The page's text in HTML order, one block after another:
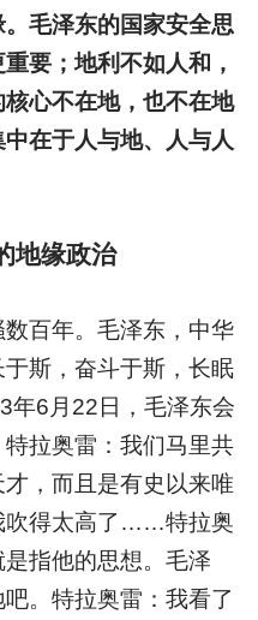
毛泽东的国家安全思
要；地利不如人和，
心不在地，也不在地
在于人与地、人与人
地缘政治
百年。毛泽东，中华
斯，奋斗于斯，长眠
年6月22日，毛泽东会
拉奥雷：我们马里共
，而且是有史以来唯
吹得太高了……特拉奥
指他的思想。毛泽
。特拉奥雷：我看了